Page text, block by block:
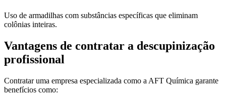
Uso de armadilhas com substâncias específicas que eliminam
colônias inteiras.
Vantagens de contratar a descupinização
profissional
Contratar uma empresa especializada como a AFT Química garante
benefícios como: